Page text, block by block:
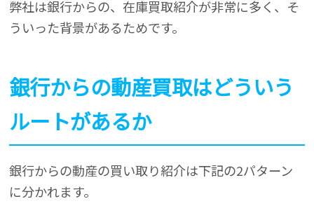
弊社は銀行からの、在庫買取紹介が非常に多く、そ
ういった背景があるためです。
銀行からの動産買取はどういう
ルートがあるか
銀行からの動産の買い取り紹介は下記の2パターン
に分かれます。